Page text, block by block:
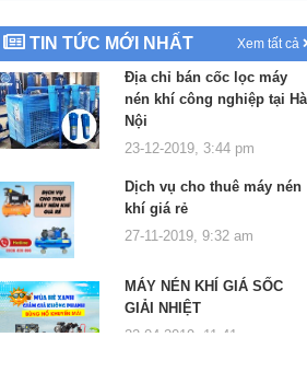
hồ.
TIN TỨC MỚI NHẤT Xem tất cả
Địa chỉ bán cốc lọc máy
nén khí công nghiệp tại Hà
Nội
23-12-2019, 3:44 pm
Dịch vụ cho thuê máy nén
khí giá rẻ
27-11-2019, 9:32 am
MÁY NÉN KHÍ GIÁ SỐC
GIẢI NHIỆT
22-04-2019, 11:41 am